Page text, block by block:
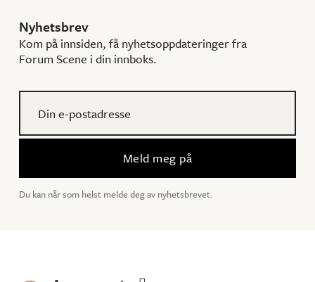
Nyhetsbrev
Kom på innsiden, få nyhetsoppdateringer fra
Forum Scene i din innboks.
Du kan når som helst melde deg av nyhetsbrevet.